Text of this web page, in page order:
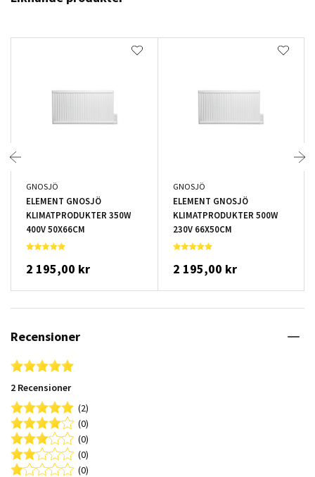
GNOSJÖ
ELEMENT GNOSJÖ
KLIMATPRODUKTER 350W
400V 50X66CM
2 195,00 kr
GNOSJÖ
ELEMENT GNOSJÖ
KLIMATPRODUKTER 500W
230V 66X50CM
2 195,00 kr
Recensioner
5.0 star rating
2 Recensioner
(2)
(0)
(0)
(0)
(0)